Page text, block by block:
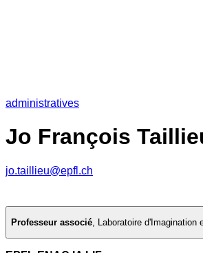
administratives
Jo François
jo.taillieu@epfl.ch
Professeur associé, Laboratoire d'Imagination